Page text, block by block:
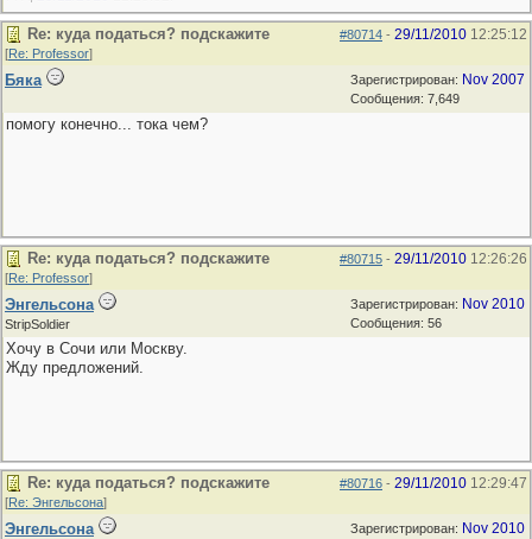
#80714 - 29/11/2010 12:25:12
Re: куда податься? подскажите
[Re: Professor]
Зарегистрирован: Nov 2007
Сообщения: 7,649
Бяка
помогу конечно... тока чем?
#80715 - 29/11/2010 12:26:26
Re: куда податься? подскажите
[Re: Professor]
Зарегистрирован: Nov 2010
Сообщения: 56
Энгельсона
StripSoldier
Хочу в Сочи или Москву.
Жду предложений.
#80716 - 29/11/2010 12:29:47
Re: куда податься? подскажите
[Re: Энгельсона]
Зарегистрирован: Nov 2010
Энгельсона